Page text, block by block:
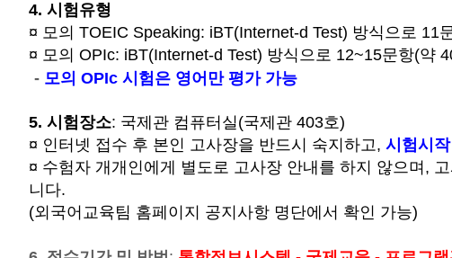
4. 시험유형
¤ 모의 TOEIC Speaking: iBT(Internet-d Test) 방식으로 11
¤ 모의 OPIc: iBT(Internet-d Test) 방식으로 12~15문항(약
- 모의 OPIc 시험은 영어만 평가 가능
5. 시험장소: 국제관 컴퓨터실(국제관 403호)
¤ 인터넷 접수 후 본인 고사장을 반드시 숙지하고, 시험시
¤ 수험자 개개인에게 별도로 고사장 안내를 하지 않으며,
니다.
(외국어교육팀 홈페이지 공지사항 명단에서 확인 가능)